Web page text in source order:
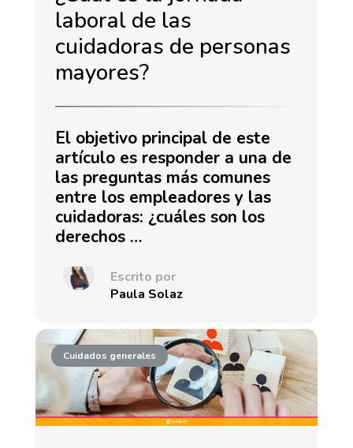
laboral de las
cuidadoras de personas
mayores?
El objetivo principal de este
artículo es responder a una de
las preguntas más comunes
entre los empleadores y las
cuidadoras: ¿cuáles son los
derechos …
Escrito por
Paula Solaz
Cuidados generales